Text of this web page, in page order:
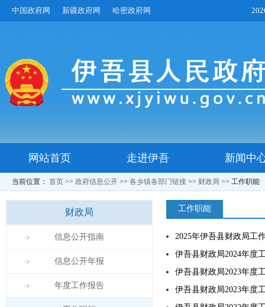
中国政府网 新疆政府网 哈密政府网
网站首页 走进伊吾 新闻中
当前位置： 首页 >> 政府信息公开 >> 各乡镇各部门链接 >> 财政局 >> 工作职能
财政局
信息公开指南
信息公开年报
年度工作报告
工作职能
2025年伊吾县财政局工
伊吾县财政局2024年度
伊吾县财政局2023年度
伊吾县财政局2023年度